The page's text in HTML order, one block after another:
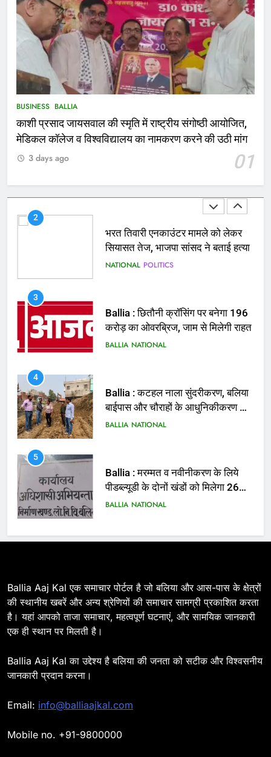
BUSINESS BALLIA
काशी प्रसाद जायसवाल की स्मृति में राष्ट्रीय संगोष्ठी आयोजित,
मेडिकल कॉलेज व विश्वविद्यालय का नामकरण करने की उठी मांग
01
3 days ago
फांसी लगाकर दी जान
NATIONAL बलिया
Ballia : थैंक्यू बलिया पुलिस: पीड़िता को
मिले 1.38 लाख रूपये
1
बचाने के लिए छात्रों ने लगाई छलांग, कई
ACCIDENT BUSINESS
2
भरत तिवारी एनकाउंटर मामले को लेकर
सियासत तेज, भाजपा सांसद ने बताई हत्या
NATIONAL POLITICS
3
Ballia : छितौनी क्रॉसिंग पर बनेगा 196
करोड़ का ओवरब्रिज, जाम से मिलेगी राहत
BALLIA NATIONAL
4
Ballia : कटहल नाला सुंदरीकरण, बलिया
बाईपास और चौराहों के आधुनिकीकरण की
तैयारी तेज
BALLIA NATIONAL
5
Ballia : मरम्मत व नवीनीकरण के लिये
पीडब्ल्यूडी के दोनों खंडों को मिलेगा 26
करोड़
BALLIA NATIONAL
6
BALLIA NATIONAL
7
BALLIA NATIONAL
Ballia : दिल्ली ब्लास्ट के बाद बलिया में
के साथ रेलवे स्टेशन व शहर में किया पैदल
Ballia Aaj Kal एक समाचार पोर्टल है जो बलिया और आस-पास के क्षेत्रों
की स्थानीय खबरें और अन्य श्रेणियों की समाचार सामग्री प्रकाशित करता
है। यहां आपको ताजा समाचार, महत्वपूर्ण घटनाएं, और सामयिक जानकारी
एक ही स्थान पर मिलती है।
Ballia Aaj Kal का उद्देश्य है बलिया की जनता को सटीक और विश्वसनीय
जानकारी प्रदान करना।
Email: info@balliaajkal.com
Mobile no. +91-9800000